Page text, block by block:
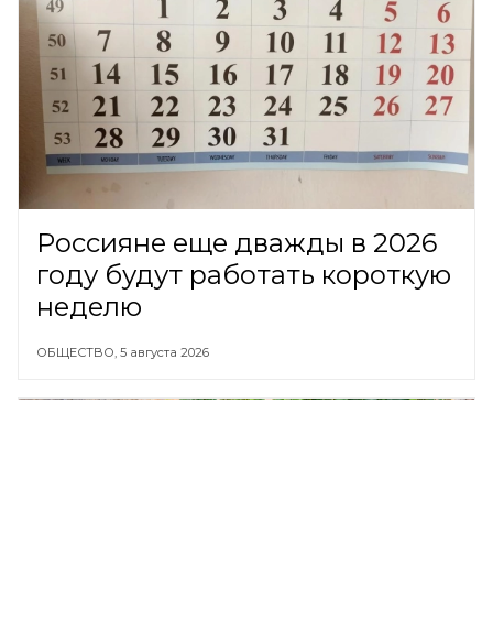
Россияне еще дважды в 2026
году будут работать короткую
неделю
ОБЩЕСТВО, 5 августа 2026